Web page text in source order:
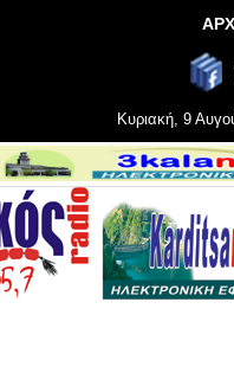
Κυριακή, 9